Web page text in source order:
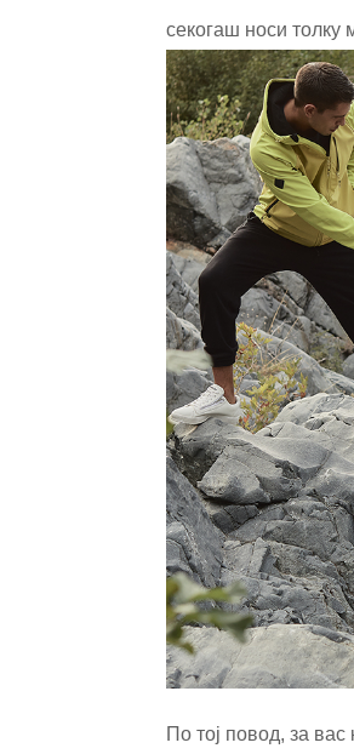
секогаш носи толку
По тој повод, за